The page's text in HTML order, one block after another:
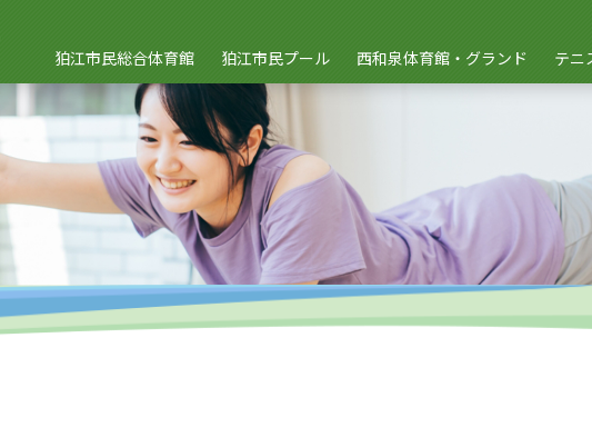
狛江市民総合体育館 狛江市民プール 西和泉体育館・グランド テニ